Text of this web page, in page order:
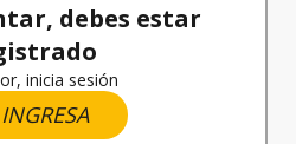
debes estar
inicia sesión
INGRESA